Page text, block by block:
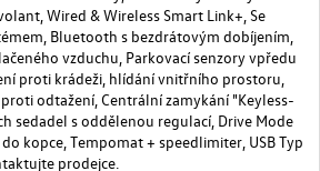
Wired & Wireless Smart Link+, Se
Bluetooth s bezdrátovým dobíjením,
vzduchu, Parkovací senzory vpředu
proti krádeži, hlídání vnitřního prostoru,
odtažení, Centrální zamykání "Keyless-
sedadel s oddělenou regulací, Drive Mode
kopce, Tempomat + speedlimiter, USB Typ
prodejce.